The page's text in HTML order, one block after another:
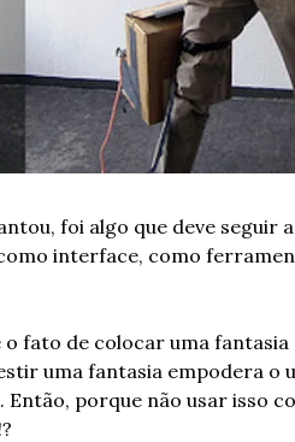
foi algo que deve seguir
interface, como
fato de colocar uma
uma fantasia empodera o
Então, porque não usar isso